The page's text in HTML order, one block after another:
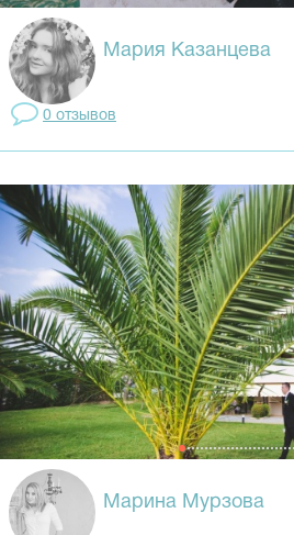
Мария Казанцева
0 отзывов
Марина Мурзова